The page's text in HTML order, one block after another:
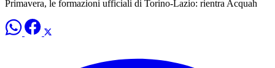
Primavera, le formazioni ufficiali di Torino-Lazio: rientra Acquah